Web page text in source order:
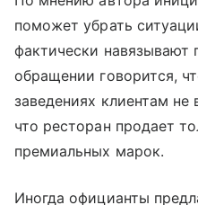
поможет убрать
фактически навязывают
обращении говорится,
заведениях клиентам не
что ресторан продает
премиальных марок.
Иногда официанты